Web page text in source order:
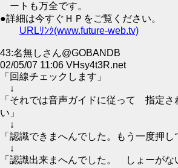
ートも万全です。
●詳細は今すぐＨＰをご覧ください。
URLﾘﾝｸ(www.future-web.tv)
43:名無しさん@GOBANDB
02/05/07 11:06 VHsy4t3R.net
「回線チェックします」
↓
「それでは音声ガイドに従って 指定さ
い」
↓
「認識できまへんでした。もう一度押
↓
「認識出来まへんでした。 しょーがな